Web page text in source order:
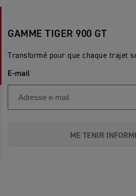
GAMME TIGER 900 GT
Transformé pour que chaque trajet
E-mail
ME TENIR